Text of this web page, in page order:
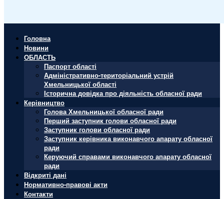
Головна
Новини
ОБЛАСТЬ
Паспорт області
Адміністративно-територіальний устрій
Хмельницької області
Історична довідка про діяльність обласної ради
Керівництво
Голова Хмельницької обласної ради
Перший заступник голови обласної ради
Заступник голови обласної ради
Заступник керівника виконавчого апарату обласної
ради
Керуючий справами виконавчого апарату обласної
ради
Відкриті дані
Нормативно-правові акти
Контакти